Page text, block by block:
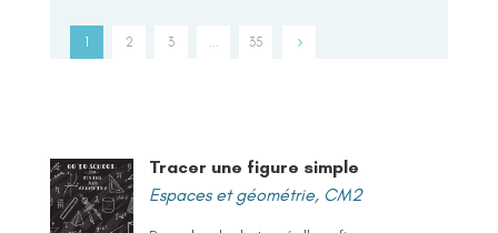
1 2 3 35
Tracer une figure simple
Espaces et géométrie, CM2